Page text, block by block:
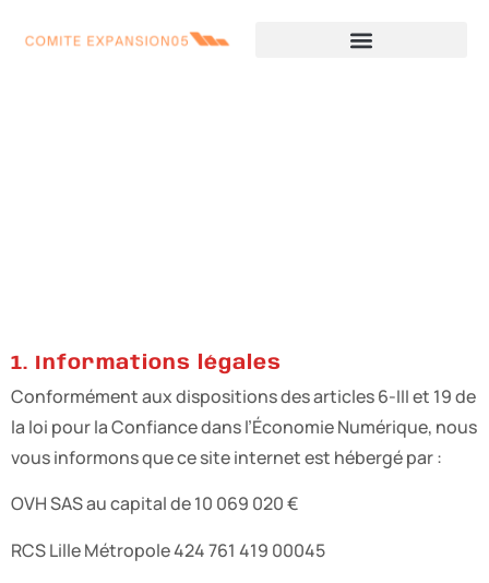
1. Informations légales
Conformément aux dispositions des articles 6-III et 19 de
la loi pour la Confiance dans l’Économie Numérique, nous
vous informons que ce site internet est hébergé par :
OVH SAS au capital de 10 069 020 €
RCS Lille Métropole 424 761 419 00045